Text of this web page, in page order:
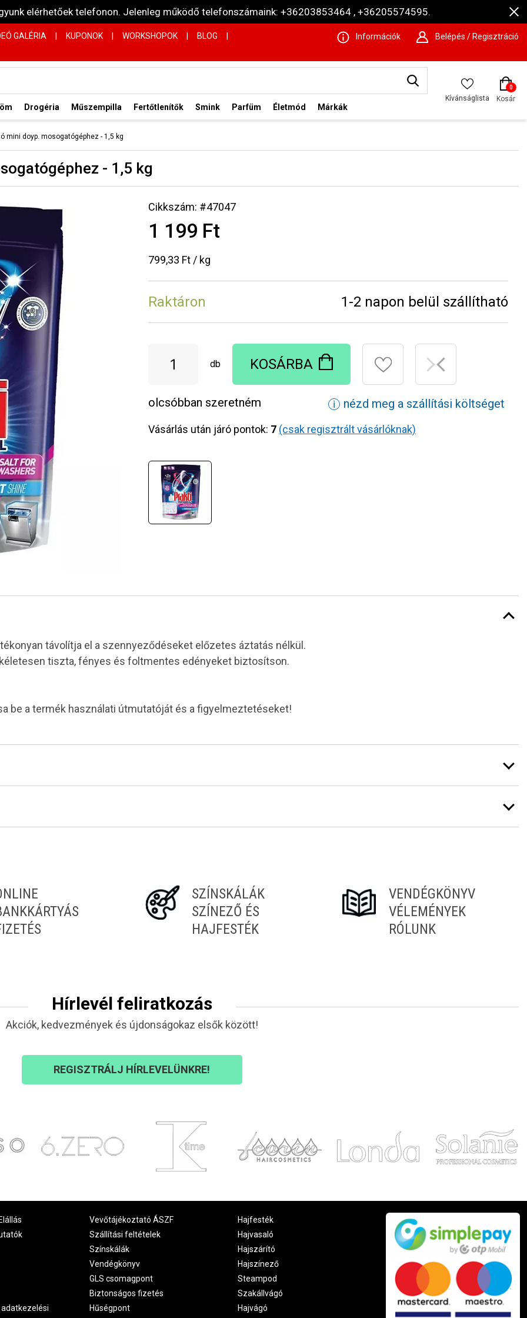
elérhetőek telefonon. Jelenleg működő telefonszámaink: +36203853464 , +36205574595.
GALÉRIA KUPONOK WORKSHOPOK BLOG Információk Belépés / Regisztráció
Drogéria Műszempilla Fertőtlenítők Smink Parfüm Életmód Márkák
Kívánságlista
0
Kosár
mini doyp. mosogatógéphez - 1,5 kg
- 1,5 kg
Cikkszám: #47047
1 199 Ft
799,33 Ft / kg
Raktáron 1-2 napon belül szállítható
db KOSÁRBA
olcsóbban szeretném ℹ nézd meg a szállítási költséget
Vásárlás után járó pontok: 7 (csak regisztrált vásárlóknak)
távolítja el a szennyeződéseket előzetes áztatás nélkül.
tiszta, fényes és foltmentes edényeket biztosítson.
be a termék használati útmutatóját és a figyelmeztetéseket!
SZÍNSKÁLÁK
SZÍNEZŐ ÉS
HAJFESTÉK
VENDÉGKÖNYV
VÉLEMÉNYEK
RÓLUNK
Hírlevél feliratkozás
Akciók, kedvezmények és újdonságokaz elsők között!
REGISZTRÁLJ HÍRLEVELÜNKRE!
Vevőtájékoztató ÁSZF
Szállítási feltételek
Színskálák
Vendégkönyv
GLS csomagpont
Biztonságos fizetés
Hűségpont
Hajfesték
Hajvasaló
Hajszárító
Hajszínező
Steampod
Szakállvágó
Hajvágó